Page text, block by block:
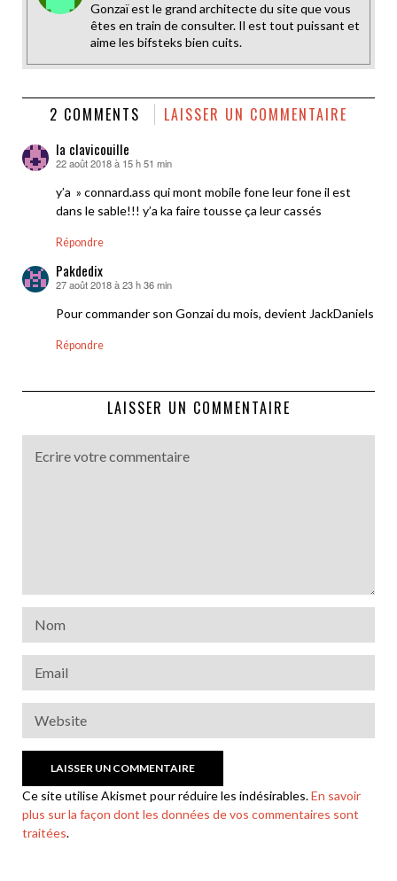
Gonzaï est le grand architecte du site que vous
êtes en train de consulter. Il est tout puissant et
aime les bifsteks bien cuits.
2 COMMENTS LAISSER UN COMMENTAIRE
la clavicouille
dit :
22 août 2018 à 15 h 51 min
y’a » connard.ass qui mont mobile fone leur fone il est
dans le sable!!! y’a ka faire tousse ça leur cassés
Répondre
Pakdedix
dit :
27 août 2018 à 23 h 36 min
Pour commander son Gonzai du mois, devient JackDaniels
Répondre
LAISSER UN COMMENTAIRE
Ce site utilise Akismet pour réduire les indésirables.En savoir
plus sur la façon dont les données de vos commentaires sont
traitées.